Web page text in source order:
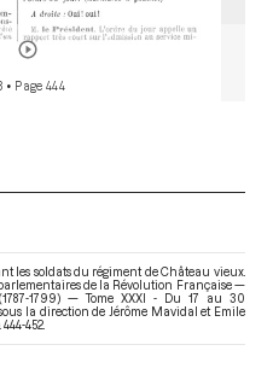
• Page 444
les soldats du régiment de Château vieux.
de la Révolution Française —
1799) — Tome XXXI - Du 17 au 30
sous la direction de Jérôme Mavidal et Emile
444-452.